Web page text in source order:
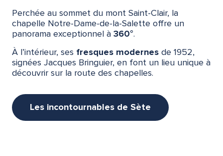
Perchée au sommet du mont Saint-Clair, la
chapelle Notre-Dame-de-la-Salette offre un
panorama exceptionnel à 360°.
À l’intérieur, ses fresques modernes de 1952,
signées Jacques Bringuier, en font un lieu unique à
découvrir sur la route des chapelles.
Les incontournables de Sète